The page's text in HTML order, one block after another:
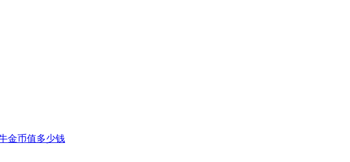
金币值多少钱